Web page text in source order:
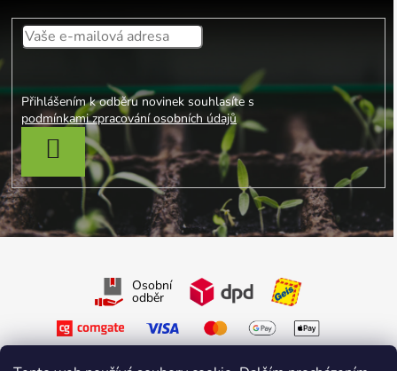
Přihlášením k odběru novinek souhlasíte s
podmínkami zpracování osobních údajů
PŘIHLÁSIT SE
Osobní
odběr